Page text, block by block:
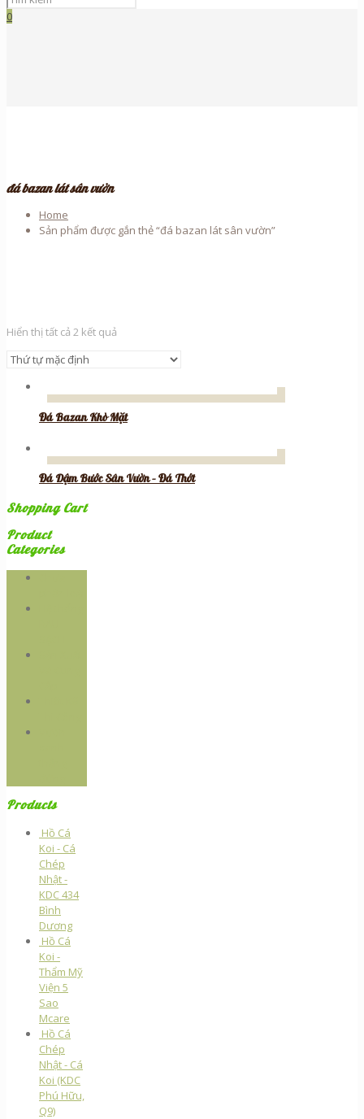
0
đá bazan lát sân vườn
Home
Sản phẩm được gắn thẻ “đá bazan lát sân vườn”
Hiển thị tất cả 2 kết quả
Đá Bazan Khò Mặt
Đá Dậm Bước Sân Vườn – Đá Thớt
Shopping Cart
Product
Categories
Products
Hồ Cá
Koi - Cá
Chép
Nhật -
KDC 434
Bình
Dương
Hồ Cá
Koi -
Thẩm Mỹ
Viện 5
Sao
Mcare
Hồ Cá
Chép
Nhật - Cá
Koi (KDC
Phú Hữu,
Q9)